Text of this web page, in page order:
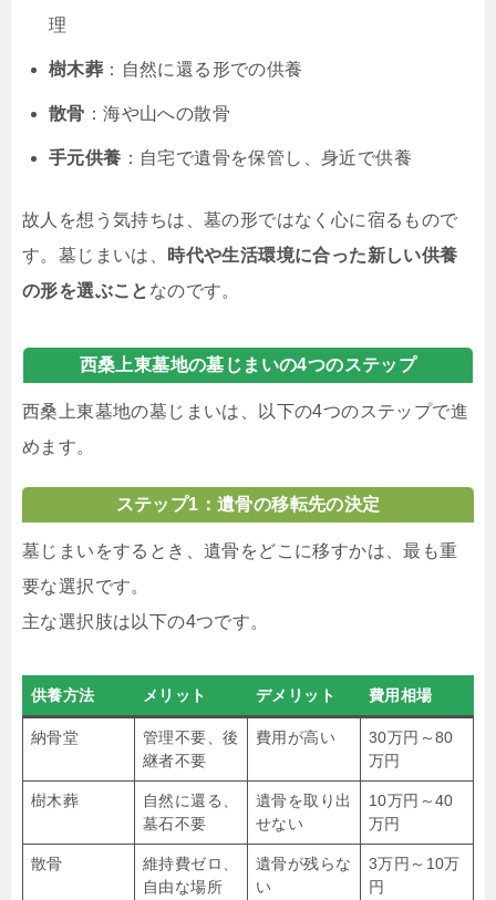
理
樹木葬 ：自然に還る形での供養
散骨 ：海や山への散骨
手元供養 ：自宅で遺骨を保管し、身近で供養
故人を想う気持ちは、墓の形ではなく心に宿るもので
す。墓じまいは、
時代や生活環境に合った新しい供養
の形を選ぶこと なのです。
西桑上東墓地の墓じまいの4つのステップ
西桑上東墓地の墓じまいは、以下の4つのステップで進
めます。
ステップ1：遺骨の移転先の決定
墓じまいをするとき、遺骨をどこに移すかは、最も重
要な選択です。
主な選択肢は以下の4つです。
供養方法 メリット デメリット 費用相場
納骨堂
管理不要、後
継者不要
費用が高い
30万円～80
万円
樹木葬
自然に還る、
墓石不要
遺骨を取り出
せない
10万円～40
万円
散骨
維持費ゼロ、
自由な場所
遺骨が残らな
い
3万円～10万
円